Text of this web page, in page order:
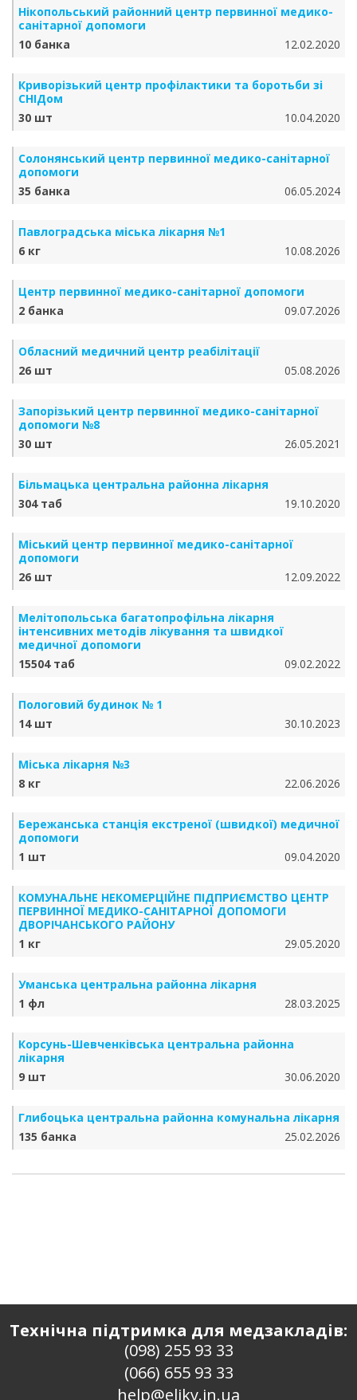
Нікопольський районний центр первинної медико-
санітарної допомоги
10 банка
12.02.2020
Криворізький центр профілактики та боротьби зі
СНІДом
30 шт
10.04.2020
Солонянський центр первинної медико-санітарної
допомоги
35 банка
06.05.2024
Павлоградська міська лікарня №1
6 кг
10.08.2026
Центр первинної медико-санітарної допомоги
2 банка
09.07.2026
Обласний медичний центр реабілітації
26 шт
05.08.2026
Запорізький центр первинної медико-санітарної
допомоги №8
30 шт
26.05.2021
Більмацька центральна районна лікарня
304 таб
19.10.2020
Міський центр первинної медико-санітарної
допомоги
26 шт
12.09.2022
Мелітопольська багатопрофільна лікарня
інтенсивних методів лікування та швидкої
медичної допомоги
15504 таб
09.02.2022
Пологовий будинок № 1
14 шт
30.10.2023
Міська лікарня №3
8 кг
22.06.2026
Бережанська станція екстреної (швидкої) медичної
допомоги
1 шт
09.04.2020
КОМУНАЛЬНЕ НЕКОМЕРЦІЙНЕ ПІДПРИЄМСТВО ЦЕНТР
ПЕРВИННОЇ МЕДИКО-САНІТАРНОЇ ДОПОМОГИ
ДВОРІЧАНСЬКОГО РАЙОНУ
1 кг
29.05.2020
Уманська центральна районна лікарня
1 фл
28.03.2025
Корсунь-Шевченківська центральна районна
лікарня
9 шт
30.06.2020
Глибоцька центральна районна комунальна лікарня
135 банка
25.02.2026
Технічна підтримка для медзакладів:
(098) 255 93 33
(066) 655 93 33
help@eliky.in.ua